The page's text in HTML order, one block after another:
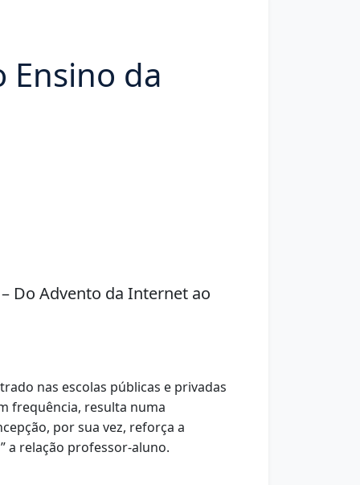
Ensino da
Do Advento da Internet ao
nas escolas públicas e privadas
frequência, resulta numa
por sua vez, reforça a
a relação professor-aluno.